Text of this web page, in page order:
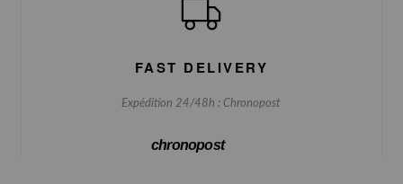
FAST DELIVERY
Expédition 24/48h : Chronopost
chronopost